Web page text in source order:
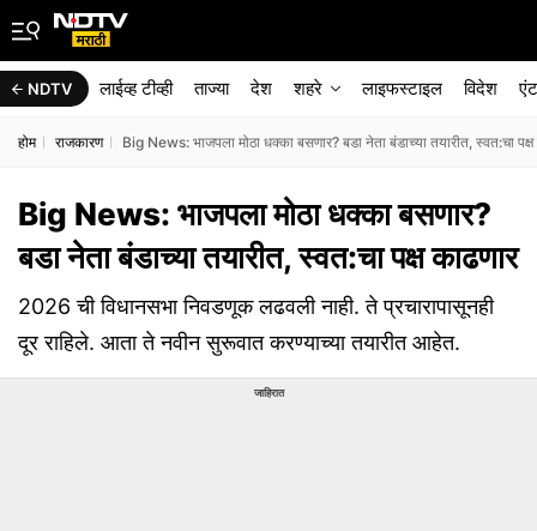
NDTV लाईव्ह टीव्ही ताज्या देश शहरे लाइफस्टाइल विदेश
होम राजकारण Big News: भाजपला मोठा धक्का बसणार? बडा नेता बंडाच्या तयारीत, स्वत:चा पक्ष
Big News: भाजपला मोठा धक्का बसणार?
बडा नेता बंडाच्या तयारीत, स्वत:चा पक्ष काढणार
2026 ची विधानसभा निवडणूक लढवली नाही. ते प्रचारापासूनही
दूर राहिले. आता ते नवीन सुरूवात करण्याच्या तयारीत आहेत.
जाहिरात